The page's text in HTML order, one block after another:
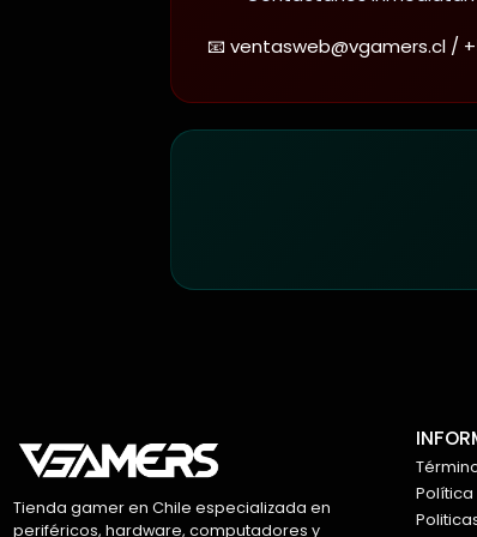
📧 ventasweb@vgamers.cl /
Tienda gamer en Chile especializada en
periféricos, hardware, computadores y